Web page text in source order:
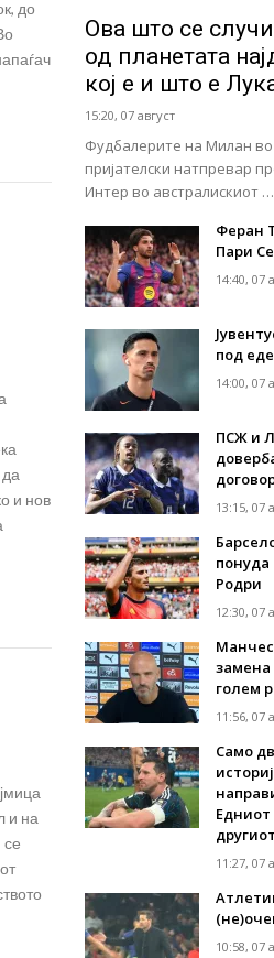
до
и нов
и на
се
Ова што се случи
од планетата
кој е и што е
15:20, 07 август
Фудбалерите на Милан
пријателски натпревар
Интер во австралискиот …
Феран
Пари
14:40, 07
под
14:00, 07
ПСЖ и
13:15, 07
Родри
12:30, 07
замена
голем
11:56, 07
Само
Едниот
11:27, 07
10:58, 07